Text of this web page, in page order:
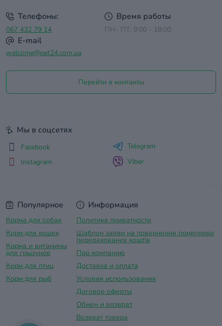
Телефоны:
067 432 79 14
Время работы
ПН- ПТ: 9:00 - 18:00
E-mail
welcome@pet24.com.ua
Перейти в контакты
Популярное
Корма для собак
Корм для кошек
Корма и витамины
для грызунов
Корм для птиц
Корм для рыб
Информация
Политика приватности
Шаблон заяви на повернення помилково
перерахованих коштів
Про компанию
Доставка и оплатa
Условия использования
Договор оферты
Обмен и возврат
Возврат товара
Мы в соцсетях
Facebook
Instagram
Telegram
Viber